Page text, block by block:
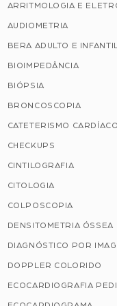
ARRITMOLOGIA E
AUDIOMETRIA
BERA ADULTO E INFANTIL
BIOIMPEDÂNCIA
BIÓPSIA
BRONCOSCOPIA
CATETERISMO CARDÍACO
CHECKUPS
CINTILOGRAFIA
CITOLOGIA
COLPOSCOPIA
DENSITOMETRIA ÓSSEA
DIAGNÓSTICO POR
DOPPLER COLORIDO
ECOCARDIOGRAFIA